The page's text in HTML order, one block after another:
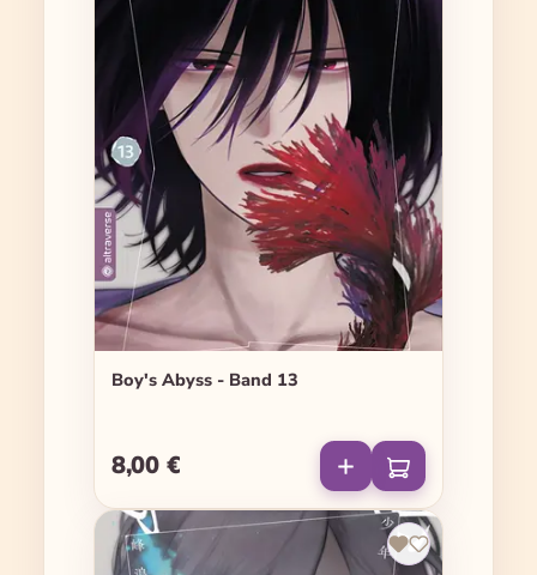
Boy's Abyss - Band 13
Regulärer Preis:
8,00 €